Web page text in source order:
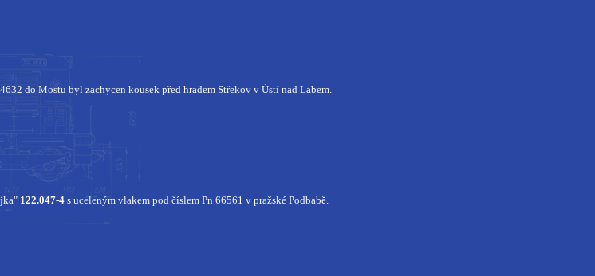
do Mostu byl zachycen kousek před hradem Střekov v Ústí nad Labem.
122.047-4 s uceleným vlakem pod číslem Pn 66561 v pražské Podbabě.